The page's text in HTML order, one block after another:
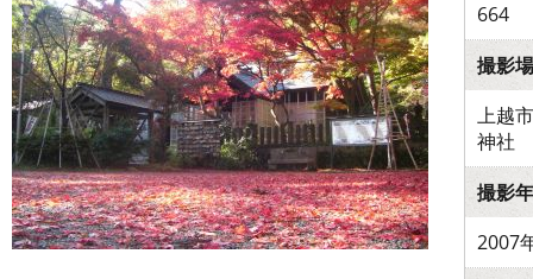
664
撮影
上越
神社
撮影
2007